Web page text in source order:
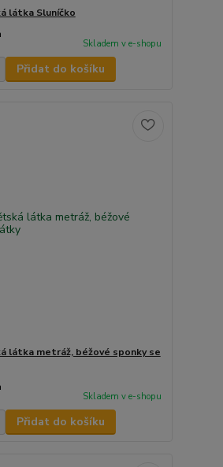
látka Sluníčko
Skladem v e-shopu
Přidat do košíku
látka metráž, béžové sponky se
Skladem v e-shopu
Přidat do košíku